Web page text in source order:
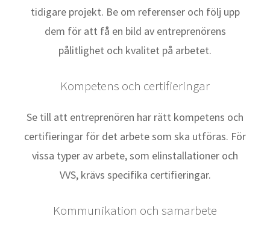
tidigare projekt. Be om referenser och följ upp
dem för att få en bild av entreprenörens
pålitlighet och kvalitet på arbetet.
Kompetens och certifieringar
Se till att entreprenören har rätt kompetens och
certifieringar för det arbete som ska utföras. För
vissa typer av arbete, som elinstallationer och
VVS, krävs specifika certifieringar.
Kommunikation och samarbete